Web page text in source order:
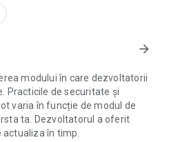
KORTER:
anunțuri imobiliare, care
zonă, sector, preț, an de
despre ansamblurile
fiecare proiect vei găsi
etape dezvoltare, promoții
imobiliar. Verificăm
încât să poți lua o decizie
arrow_forward
modului în care dezvoltatorii
Practicile de securitate și
varia în funcție de modul de
ta. Dezvoltatorul a oferit
în timp.